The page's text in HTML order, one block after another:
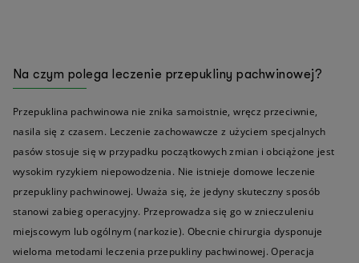
Na czym polega leczenie przepukliny pachwinowej?
Przepuklina pachwinowa nie znika samoistnie, wręcz przeciwnie,
nasila się z czasem. Leczenie zachowawcze z użyciem specjalnych
pasów stosuje się w przypadku początkowych zmian i obciążone jest
wysokim ryzykiem niepowodzenia. Nie istnieje domowe leczenie
przepukliny pachwinowej. Uważa się, że jedyny skuteczny sposób
stanowi zabieg operacyjny. Przeprowadza się go w znieczuleniu
miejscowym lub ogólnym (narkozie). Obecnie chirurgia dysponuje
wieloma metodami leczenia przepukliny pachwinowej. Operacja